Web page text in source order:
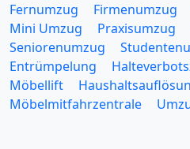
Fernumzug
Firmenumzug
Mini Umzug
Praxisumzug
Seniorenumzug
Entrümpelung
Möbellift
Möbelmitfahrzentrale